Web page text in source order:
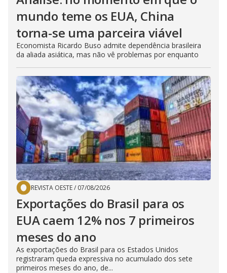
mundo teme os EUA, China
torna-se uma parceira viável
Economista Ricardo Buso admite dependência brasileira
da aliada asiática, mas não vê problemas por enquanto
REVISTA OESTE/ 07/08/2026
Exportações do Brasil para os
EUA caem 12% nos 7 primeiros
meses do ano
As exportações do Brasil para os Estados Unidos
registraram queda expressiva no acumulado dos sete
primeiros meses do ano, de...